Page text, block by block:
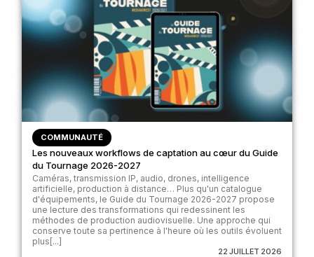
COMMUNAUTÉ
Les nouveaux workflows de captation au cœur du Guide
du Tournage 2026-2027
Caméras, transmission IP, audio, drones, intelligence
artificielle, production à distance… Plus qu'un catalogue
d'équipements, le Guide du Tournage 2026-2027 propose
une lecture des transformations qui redessinent les
méthodes de production audiovisuelle. Une approche qui
conserve toute sa pertinence à l'heure où les outils évoluent
plus[...]
22 JUILLET 2026